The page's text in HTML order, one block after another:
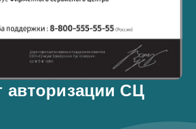
авторизации СЦ